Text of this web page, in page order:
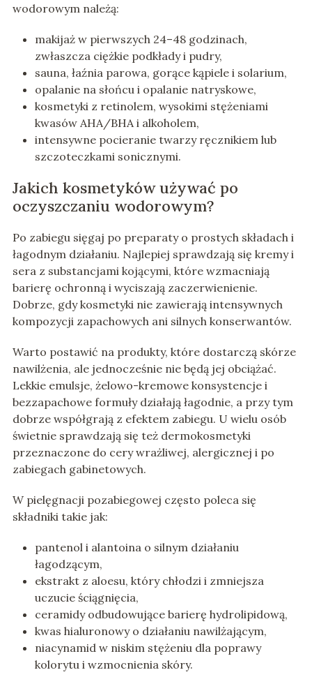
wodorowym należą:
makijaż w pierwszych 24–48 godzinach,
zwłaszcza ciężkie podkłady i pudry,
sauna, łaźnia parowa, gorące kąpiele i solarium,
opalanie na słońcu i opalanie natryskowe,
kosmetyki z retinolem, wysokimi stężeniami
kwasów AHA/BHA i alkoholem,
intensywne pocieranie twarzy ręcznikiem lub
szczoteczkami sonicznymi.
Jakich kosmetyków używać po
oczyszczaniu wodorowym?
Po zabiegu sięgaj po preparaty o prostych składach i
łagodnym działaniu. Najlepiej sprawdzają się kremy i
sera z substancjami kojącymi, które wzmacniają
barierę ochronną i wyciszają zaczerwienienie.
Dobrze, gdy kosmetyki nie zawierają intensywnych
kompozycji zapachowych ani silnych konserwantów.
Warto postawić na produkty, które dostarczą skórze
nawilżenia, ale jednocześnie nie będą jej obciążać.
Lekkie emulsje, żelowo-kremowe konsystencje i
bezzapachowe formuły działają łagodnie, a przy tym
dobrze współgrają z efektem zabiegu. U wielu osób
świetnie sprawdzają się też dermokosmetyki
przeznaczone do cery wrażliwej, alergicznej i po
zabiegach gabinetowych.
W pielęgnacji pozabiegowej często poleca się
składniki takie jak:
pantenol i alantoina o silnym działaniu
łagodzącym,
ekstrakt z aloesu, który chłodzi i zmniejsza
uczucie ściągnięcia,
ceramidy odbudowujące barierę hydrolipidową,
kwas hialuronowy o działaniu nawilżającym,
niacynamid w niskim stężeniu dla poprawy
kolorytu i wzmocnienia skóry.